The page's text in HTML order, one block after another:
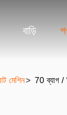
বাড়ি
মেশিন> 70 ব্যাগ /